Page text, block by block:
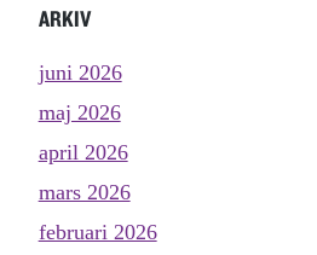
ARKIV
juni 2026
maj 2026
april 2026
mars 2026
februari 2026